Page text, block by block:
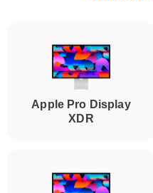
Apple Pro Display
XDR